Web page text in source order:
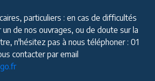
particuliers : en cas de difficultés
de nos ouvrages, ou de doute sur la
n'hésitez pas à nous téléphoner : 01
contacter par email